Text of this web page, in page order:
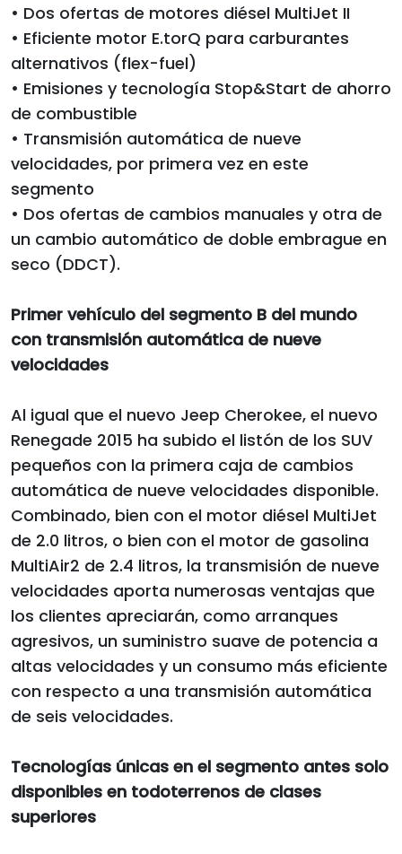
• Dos ofertas de motores diésel MultiJet II
• Eficiente motor E.torQ para carburantes
alternativos (flex-fuel)
• Emisiones y tecnología Stop&Start de ahorro
de combustible
• Transmisión automática de nueve
velocidades, por primera vez en este
segmento
• Dos ofertas de cambios manuales y otra de
un cambio automático de doble embrague en
seco (DDCT).
Primer vehículo del segmento B del mundo
con transmisión automática de nueve
velocidades
Al igual que el nuevo Jeep Cherokee, el nuevo
Renegade 2015 ha subido el listón de los SUV
pequeños con la primera caja de cambios
automática de nueve velocidades disponible.
Combinado, bien con el motor diésel MultiJet
de 2.0 litros, o bien con el motor de gasolina
MultiAir2 de 2.4 litros, la transmisión de nueve
velocidades aporta numerosas ventajas que
los clientes apreciarán, como arranques
agresivos, un suministro suave de potencia a
altas velocidades y un consumo más eficiente
con respecto a una transmisión automática
de seis velocidades.
Tecnologías únicas en el segmento antes solo
disponibles en todoterrenos de clases
superiores